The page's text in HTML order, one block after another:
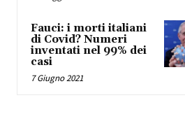
Fauci: i morti italiani
di Covid? Numeri
inventati nel 99% dei
casi
7 Giugno 2021